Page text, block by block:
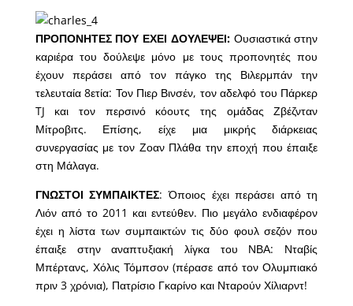
ΠΡΟΠΟΝΗΤΕΣ ΠΟΥ ΕΧΕΙ ΔΟΥΛΕΨΕΙ: Ουσιαστικά στην
καριέρα του δούλεψε μόνο με τους προπονητές που
έχουν περάσει από τον πάγκο της Βιλερμπάν την
τελευταία 8ετία: Τον Πιερ Βινσέν, τον αδελφό του Πάρκερ
TJ και τον περσινό κόουτς της ομάδας Ζβέζνταν
Μίτροβιτς. Επίσης, είχε μια μικρής διάρκειας
συνεργασίας με τον Ζοαν Πλάθα την εποχή που έπαιξε
στη Μάλαγα.
ΓΝΩΣΤΟΙ ΣΥΜΠΑΙΚΤΕΣ: Όποιος έχει περάσει από τη
Λιόν από το 2011 και εντεύθεν. Πιο μεγάλο ενδιαφέρον
έχει η λίστα των συμπαικτών τις δύο φουλ σεζόν που
έπαιξε στην αναπτυξιακή λίγκα του ΝΒΑ: Νταβίς
Μπέρτανς, Χόλις Τόμπσον (πέρασε από τον Ολυμπιακό
πριν 3 χρόνια), Πατρίσιο Γκαρίνο και Νταρούν Χίλιαρντ!